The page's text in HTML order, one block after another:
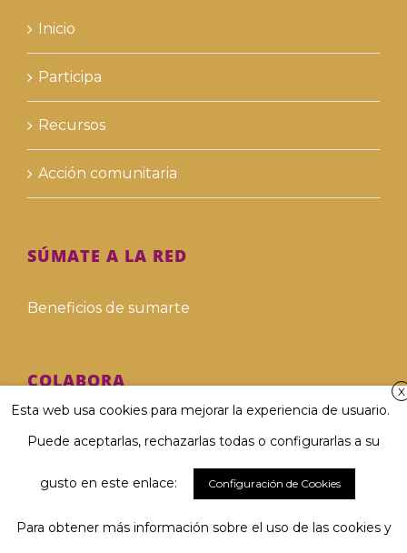
Inicio
Participa
Recursos
Acción comunitaria
SÚMATE A LA RED
Beneficios de sumarte
COLABORA
Hazte voluntari@
Hazte donante
Involucra a tu empresa
X
Esta web usa cookies para mejorar la experiencia de usuario.
Puede aceptarlas, rechazarlas todas o configurarlas a su
gusto en este enlace: Configuración de Cookies
Para obtener más información sobre el uso de las cookies y